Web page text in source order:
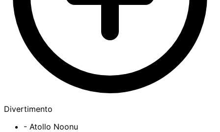
Divertimento
- Atollo Noonu